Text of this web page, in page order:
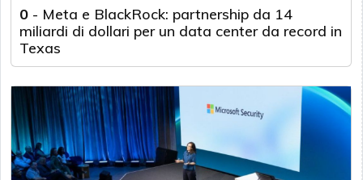
0 - Meta e BlackRock: partnership da 14
miliardi di dollari per un data center da record in
Texas